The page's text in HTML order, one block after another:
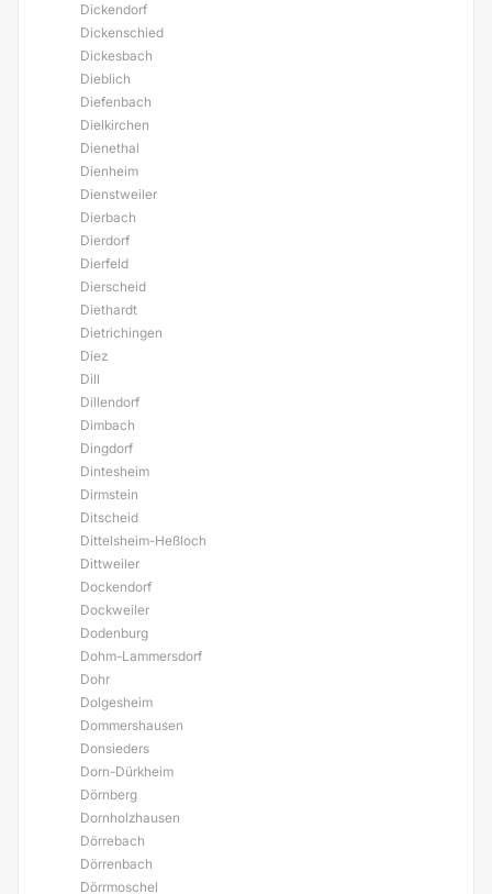
Dickendorf
Dickenschied
Dickesbach
Dieblich
Diefenbach
Dielkirchen
Dienethal
Dienheim
Dienstweiler
Dierbach
Dierdorf
Dierfeld
Dierscheid
Diethardt
Dietrichingen
Diez
Dill
Dillendorf
Dimbach
Dingdorf
Dintesheim
Dirmstein
Ditscheid
Dittelsheim-Heßloch
Dittweiler
Dockendorf
Dockweiler
Dodenburg
Dohm-Lammersdorf
Dohr
Dolgesheim
Dommershausen
Donsieders
Dorn-Dürkheim
Dörnberg
Dornholzhausen
Dörrebach
Dörrenbach
Dörrmoschel